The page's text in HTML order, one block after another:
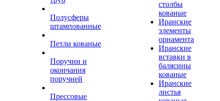
Полусферы
штампованные
Петли кованые
Поручни и
окончания
поручней
Прессовые
столбы
кованые
Иранские
элементы
орнамента
Иранские
вставки в
балясины
кованые
Иранские
листья